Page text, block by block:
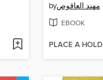
byمهند العاقوص
EBOOK
PLACE A HOLD